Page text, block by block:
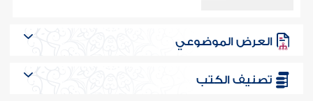
العرض الموضوعي
تصنيف الكتب